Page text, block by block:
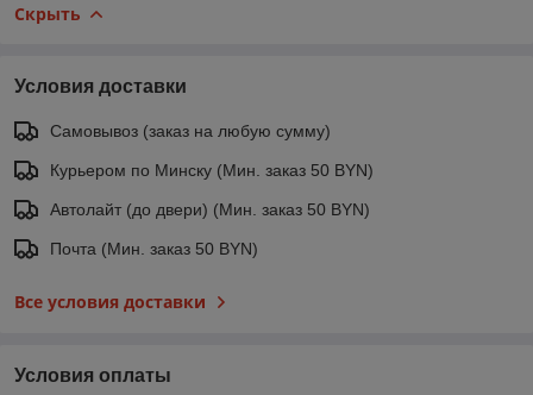
Скрыть
Условия доставки
Самовывоз (заказ на любую сумму)
Курьером по Минску (Мин. заказ 50 BYN)
Автолайт (до двери) (Мин. заказ 50 BYN)
Почта (Мин. заказ 50 BYN)
Все условия доставки
Условия оплаты